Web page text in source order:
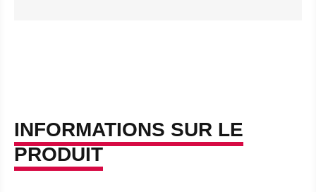
INFORMATIONS SUR LE
PRODUIT